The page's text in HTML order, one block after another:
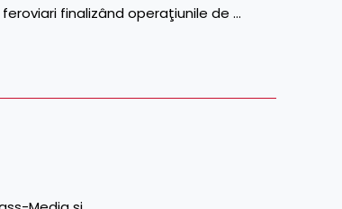
finalizând operaţiunile de …